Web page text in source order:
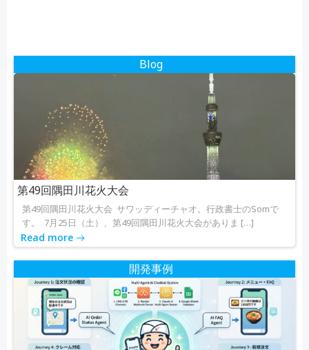
ゲ
シ
ョ
ン
ゲ
ン
Blog
第49回隅田川花火大会
第49回隅田川花火大会 サワッディーチャオ。行政書士のSomで
す。 7月25日（土）、第49回隅田川花火大会がありま […]
Read more
開発事例